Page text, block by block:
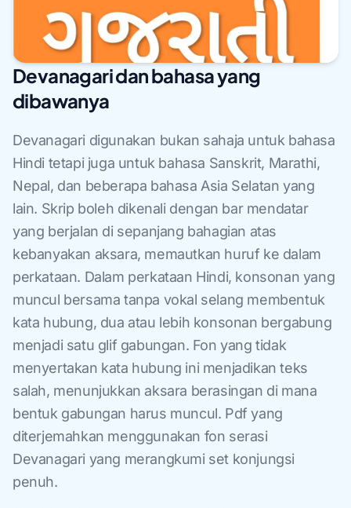
Devanagari dan bahasa yang
dibawanya
Devanagari digunakan bukan sahaja untuk bahasa
Hindi tetapi juga untuk bahasa Sanskrit, Marathi,
Nepal, dan beberapa bahasa Asia Selatan yang
lain. Skrip boleh dikenali dengan bar mendatar
yang berjalan di sepanjang bahagian atas
kebanyakan aksara, memautkan huruf ke dalam
perkataan. Dalam perkataan Hindi, konsonan yang
muncul bersama tanpa vokal selang membentuk
kata hubung, dua atau lebih konsonan bergabung
menjadi satu glif gabungan. Fon yang tidak
menyertakan kata hubung ini menjadikan teks
salah, menunjukkan aksara berasingan di mana
bentuk gabungan harus muncul. Pdf yang
diterjemahkan menggunakan fon serasi
Devanagari yang merangkumi set konjungsi
penuh.